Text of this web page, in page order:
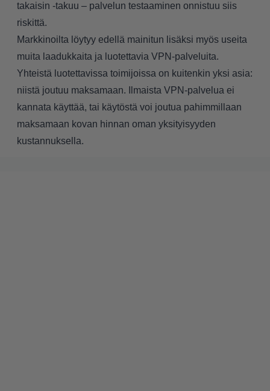
takaisin -takuu – palvelun testaaminen onnistuu siis
riskittä.
Markkinoilta löytyy edellä mainitun lisäksi myös useita
muita laadukkaita ja luotettavia VPN-palveluita.
Yhteistä luotettavissa toimijoissa on kuitenkin yksi asia:
niistä joutuu maksamaan. Ilmaista VPN-palvelua ei
kannata käyttää, tai käytöstä voi joutua pahimmillaan
maksamaan kovan hinnan oman yksityisyyden
kustannuksella.